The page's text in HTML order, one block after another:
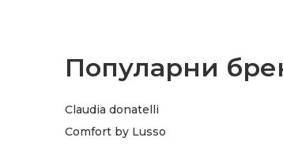
Популарни
Claudia donatelli
Comfort by Lusso